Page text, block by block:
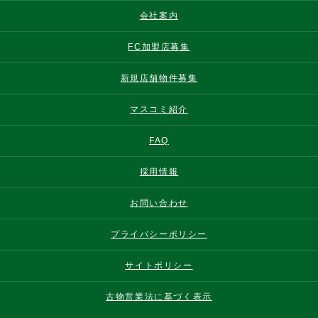
会社案内
FC加盟店募集
新規店舗物件募集
マスコミ紹介
FAQ
採用情報
お問い合わせ
プライバシーポリシー
サイトポリシー
古物営業法に基づく表示